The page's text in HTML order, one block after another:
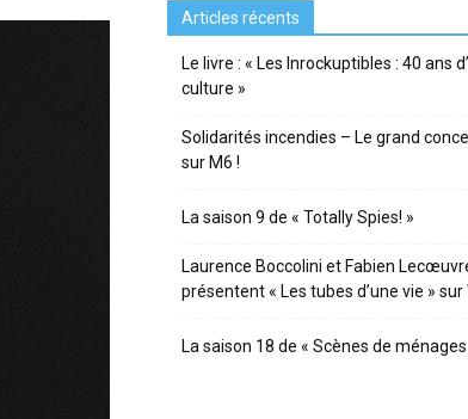
Articles récents
Le livre : « Les Inrockuptibles : 40 ans
culture »
Solidarités incendies – Le grand
sur M6 !
La saison 9 de « Totally Spies! »
Laurence Boccolini et Fabien
présentent « Les tubes d’une vie » sur
La saison 18 de « Scènes de ménages